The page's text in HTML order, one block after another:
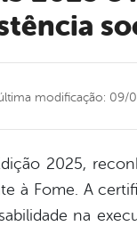
modificação: 09/
2025,
à Fome. A
na